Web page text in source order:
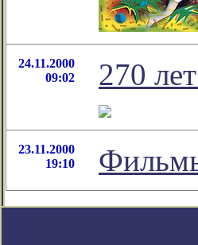
24.11.2000
09:02
270
23.11.2000
19:10